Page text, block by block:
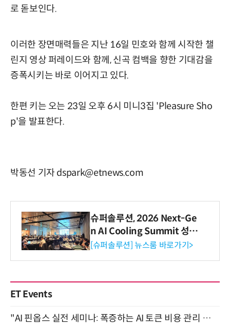
로 돋보인다.
이러한 장면매력들은 지난 16일 민호와 함께 시작한 챌
린지 영상 퍼레이드와 함께, 신곡 컴백을 향한 기대감을
증폭시키는 바로 이어지고 있다.
한편 키는 오는 23일 오후 6시 미니3집 'Pleasure Sho
p'을 발표한다.
박동선 기자 dspark@etnews.com
슈퍼솔루션, 2026 Next-Ge
n AI Cooling Summit 성황
리 성료
[슈퍼솔루션] 뉴스룸 바로가기>
ET Events
"AI 핀옵스 실전 세미나: 폭증하는 AI 토큰 비용 관리 전략" 8월 21일 개최